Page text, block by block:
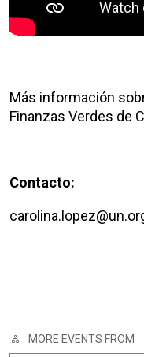
Más información
Finanzas Verdes de
Contacto:
MORE EVENTS FROM